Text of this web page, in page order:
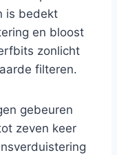
is bedekt
en bloost
zonlicht
filteren.
gebeuren
zeven keer